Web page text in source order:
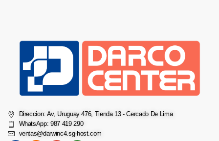
Direccion: Av, Uruguay 476, Tienda 13 - Cercado De Lima
WhatsApp: 987 419 290
ventas@darwinc4.sg-host.com